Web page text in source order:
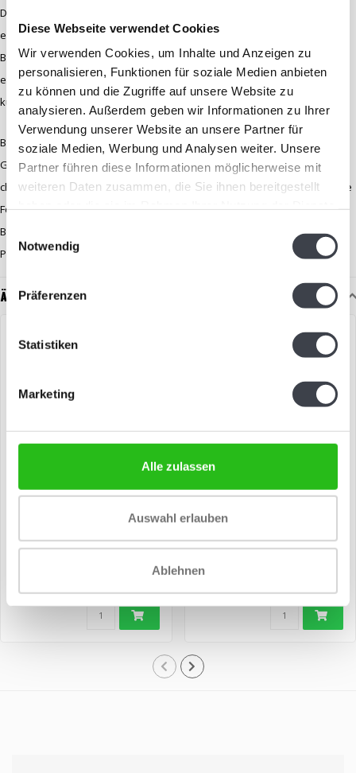
Diese Webseite verwendet Cookies
Wir verwenden Cookies, um Inhalte und Anzeigen zu
personalisieren, Funktionen für soziale Medien anbieten
zu können und die Zugriffe auf unsere Website zu
analysieren. Außerdem geben wir Informationen zu Ihrer
Verwendung unserer Website an unsere Partner für
soziale Medien, Werbung und Analysen weiter. Unsere
Partner führen diese Informationen möglicherweise mit
weiteren Daten zusammen, die Sie ihnen bereitgestellt
Notwendig
Präferenzen
Statistiken
Marketing
Alle zulassen
Auswahl erlauben
Ablehnen
Dieses Objekt ist ein Muss für alle, die exklusive Kunstwerke lieben und
eine hervorragende Gelegenheit, sich ein Stück Kunstgeschichte von
Bertil Vallien nach Hause zu holen. Es ist nicht nur ein Objekt, sondern
eine Geschichte von jahrelanger Hingabe, Leidenschaft und
künstlerischer Exzellenz.
Bertil Vallien ist eine führende Persönlichkeit der schwedischen
Glaskunst und seit Jahrzehnten mitKosta Bodaverbunden. Seine
charakteristischen Skulpturen zeichnen sich durch eine ausdrucksstarke
Formensprache, handwerkliches Können und eine tiefere symbolische
Bedeutung aus. Valliens Werke sind weltweit in Museen und
Privatsammlungen vertreten.
Ähnliche Artikel
„Balans” – Glaskunst &
€2.250,00
Bronze und B..
Glaskunst & Bronze
€3.200,00